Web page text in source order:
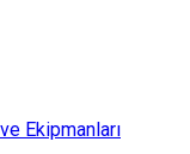
Ekipmanları